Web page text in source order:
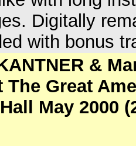
Digitally
with bonus
&
The Great
May 2000